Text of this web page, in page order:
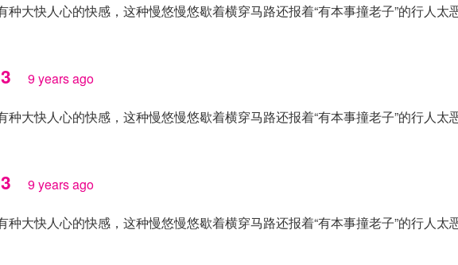
种大快人心的快感，这种慢悠慢悠歇着横穿马路还报着“有本事撞老子”的行人太恶
9 years ago
种大快人心的快感，这种慢悠慢悠歇着横穿马路还报着“有本事撞老子”的行人太恶
9 years ago
种大快人心的快感，这种慢悠慢悠歇着横穿马路还报着“有本事撞老子”的行人太恶